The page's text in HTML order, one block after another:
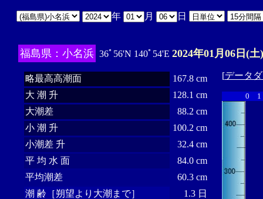
年 月 日
福島県：小名浜 36ﾟ56'N 140ﾟ54'E 2024年01月06日(土)
略最高高潮面
167.8 cm
大 潮 升
128.1 cm
大潮差
88.2 cm
小 潮 升
100.2 cm
小潮差 升
32.4 cm
平 均 水 面
84.0 cm
平均潮差
60.3 cm
潮 齢［朔望より大潮まで］
1.3 日
[データ
0 1